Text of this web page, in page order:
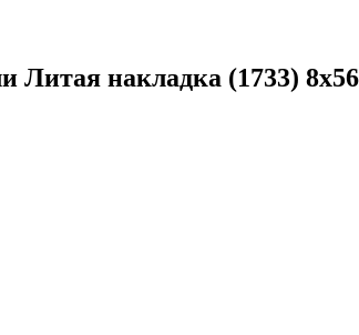
Литая накладка (1733)